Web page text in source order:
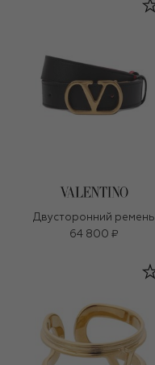
Двусторонний ремень
64 800 ₽